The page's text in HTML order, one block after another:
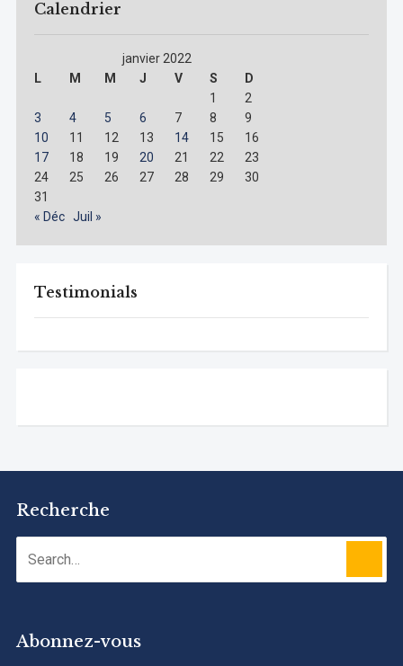
Calendrier
janvier 2022
L
M M J V S
D
1
2
3
4 5 6 7 8
9
10
11 12 13 14 15
16
17
18 19 20 21 22
23
24
25 26 27 28 29
30
31
« Déc Juil »
Testimonials
Recherche
Abonnez-vous